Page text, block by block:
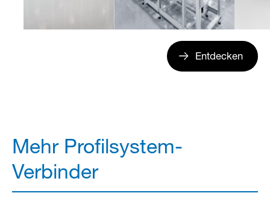
Entdecken
Mehr Profilsystem-
Verbinder